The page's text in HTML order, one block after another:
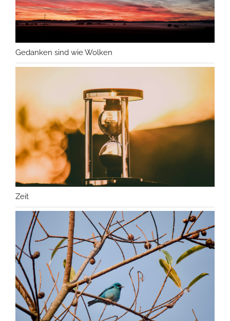
Gedanken sind wie Wolken
Zeit